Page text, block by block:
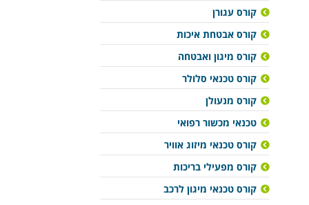
קורס עגורן
קורס אבטחת איכות
קורס מיגון ואבטחה
קורס טכנאי סלולר
קורס מנעולן
טכנאי מכשור רפואי
קורס טכנאי מיזוג אוויר
קורס מפעילי בריכות
קורס טכנאי מיגון לרכב